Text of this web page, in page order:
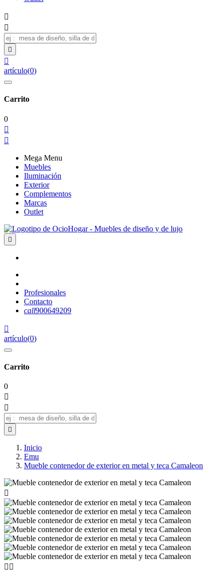




artículo(0)
Carrito
0


Mega Menu
Muebles
Iluminación
Exterior
Complementos
Marcas
Outlet

Profesionales
Contacto
call900649209

artículo(0)
Carrito
0



Inicio
Emu
Mueble contenedor de exterior en metal y teca Camaleon

 